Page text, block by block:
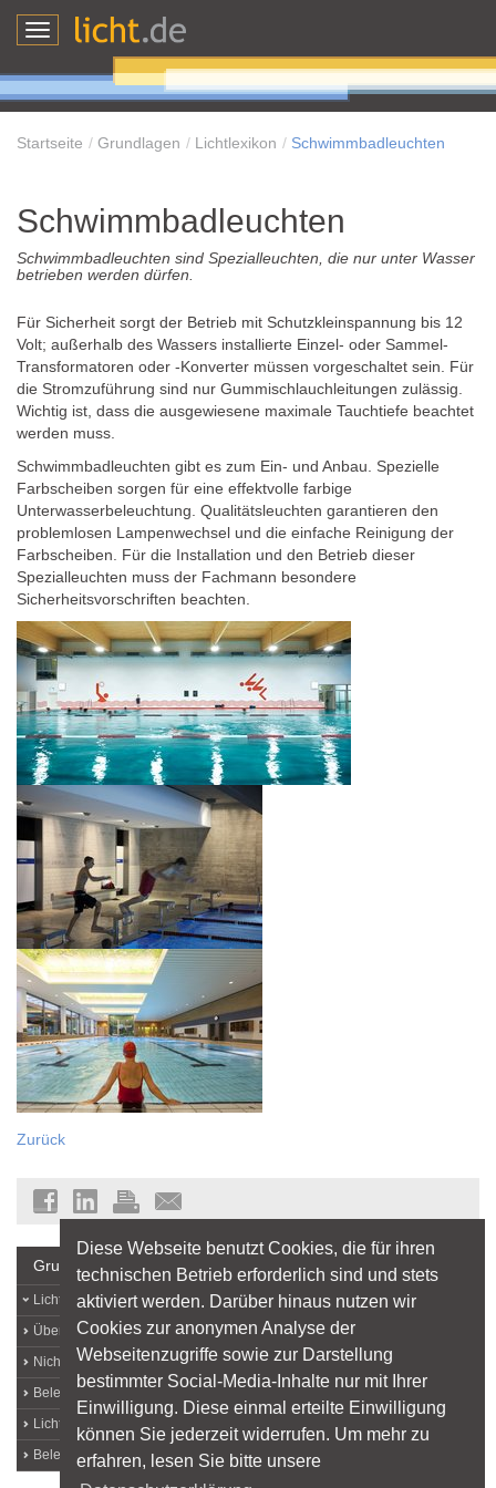
Toggle
Startseite Grundlagen Lichtlexikon Schwimmbadleuchten
Schwimmbadleuchten
Schwimmbadleuchten sind Spezialleuchten, die nur unter Wasser
betrieben werden dürfen.
Für Sicherheit sorgt der Betrieb mit Schutzkleinspannung bis 12
Volt; außerhalb des Wassers installierte Einzel- oder Sammel-
Transformatoren oder -Konverter müssen vorgeschaltet sein. Für
die Stromzuführung sind nur Gummischlauchleitungen zulässig.
Wichtig ist, dass die ausgewiesene maximale Tauchtiefe beachtet
werden muss.
Schwimmbadleuchten gibt es zum Ein- und Anbau. Spezielle
Farbscheiben sorgen für eine effektvolle farbige
Unterwasserbeleuchtung. Qualitätsleuchten garantieren den
problemlosen Lampenwechsel und die einfache Reinigung der
Farbscheiben. Für die Installation und den Betrieb dieser
Spezialleuchten muss der Fachmann besondere
Sicherheitsvorschriften beachten.
Zurück
Grundlagen
Lichtlexikon
Über Licht
Nichtvisuelle Lichtwirkungen
Beleuchtungsqualität
Licht und Arbeit
Beleuchtungstechnik
Diese Webseite benutzt Cookies, die für ihren
technischen Betrieb erforderlich sind und stets
aktiviert werden. Darüber hinaus nutzen wir
Cookies zur anonymen Analyse der
Webseitenzugriffe sowie zur Darstellung
bestimmter Social-Media-Inhalte nur mit Ihrer
Einwilligung. Diese einmal erteilte Einwilligung
können Sie jederzeit widerrufen. Um mehr zu
erfahren, lesen Sie bitte unsere